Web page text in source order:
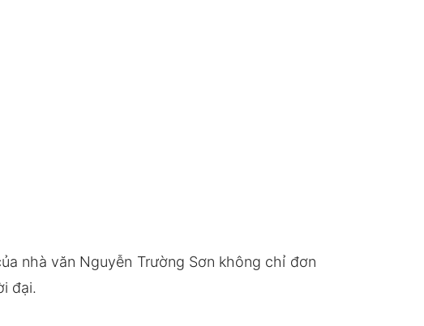
nhà văn Nguyễn Trường Sơn không chỉ đơn
đại.